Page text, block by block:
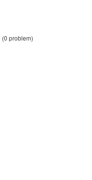
(0 problem)